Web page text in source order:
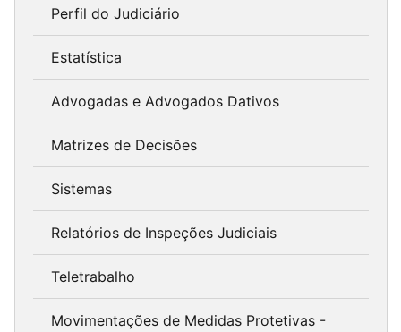
Perfil do Judiciário
Estatística
Advogadas e Advogados Dativos
Matrizes de Decisões
Sistemas
Relatórios de Inspeções Judiciais
Teletrabalho
Movimentações de Medidas Protetivas -